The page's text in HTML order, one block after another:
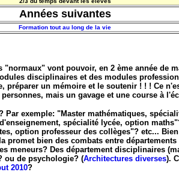
Années suivantes
Formation tout au long de la vie
vont pouvoir, en 2 ème année de
disciplinaires et des modules
préparer un mémoire et le soutenir ! ! ! Ce
personnes, mais un gavage et une course à
Par exemple: "Master mathématiques,
spécialité lycée, option
option professeur des collèges"? etc...
promet bien des combats entre départements
meneurs? Des département disciplinaires
ou de psychologie? (Architectures diverses).
2010?